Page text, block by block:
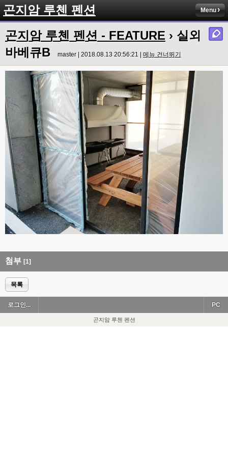
곤지암 루첸 펜션 Menu
곤지암 루첸 펜션 - FEATURE › 실외
바베큐B
master | 2018.08.13 20:56:21 | 메뉴 건너뛰기
첨부 [1]
목록
로그인... PC
곤지암 루첸 펜션